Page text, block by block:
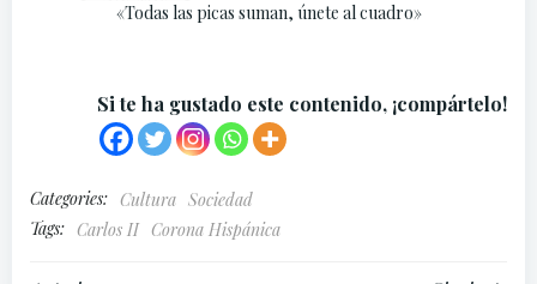
«Todas las picas suman, únete al cuadro»
Si te ha gustado este contenido, ¡compártelo!
Categories: Cultura Sociedad
Tags: Carlos II Corona Hispánica